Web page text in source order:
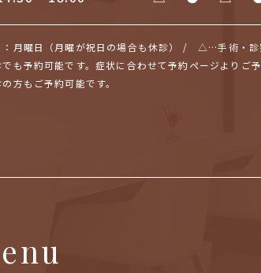
：月曜日（月曜が祝日の場合も休診） / △…⼿術
も予約可能です。症状に合わせて予約ページよりご予
方もご予約可能です。